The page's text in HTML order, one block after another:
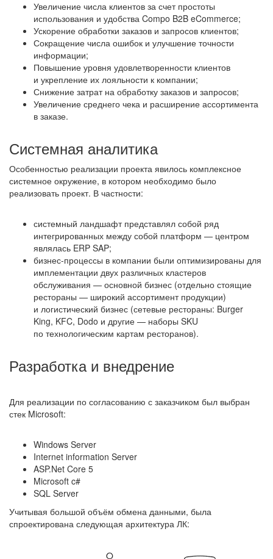
Увеличение числа клиентов за счет простоты
использования и удобства Compo B2B eCommerce;
Ускорение обработки заказов и запросов клиентов;
Сокращение числа ошибок и улучшение точности
информации;
Повышение уровня удовлетворенности клиентов
и укрепление их лояльности к компании;
Снижение затрат на обработку заказов и запросов;
Увеличение среднего чека и расширение ассортимента
в заказе.
Системная аналитика
Особенностью реализации проекта явилось комплексное
системное окружение, в котором необходимо было
реализовать проект. В частности:
системный ландшафт представлял собой ряд
интегрированных между собой платформ — центром
являлась ERP SAP;
бизнес-процессы в компании были оптимизированы для
имплементации двух различных кластеров
обслуживания — основной бизнес (отдельно стоящие
рестораны — широкий ассортимент продукции)
и логистический бизнес (сетевые рестораны: Burger
King, KFC, Dodo и другие — наборы SKU
по технологическим картам ресторанов).
Разработка и внедрение
Для реализации по согласованию с заказчиком был выбран
стек Microsoft:
Windows Server
Internet information Server
ASP.Net Core 5
Microsoft c#
SQL Server
Учитывая большой объём обмена данными, была
спроектирована следующая архитектура ЛК: